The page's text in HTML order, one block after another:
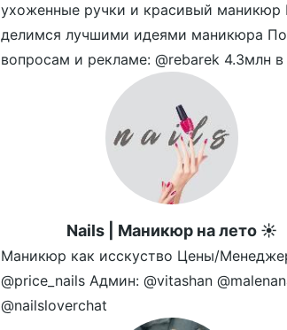
ухоженные ручки и красивый
делимся лучшими идеями маникюра
вопросам и рекламе: @rebarek 4.3млн в
Nails | Маникюр на лето ☀️
Маникюр как исскуство Цены/
@price_nails Админ: @vitashan
@nailsloverchat